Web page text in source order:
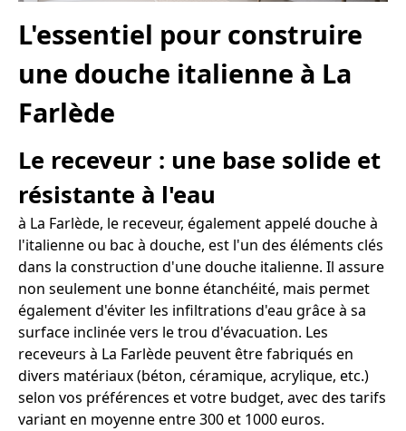
L'essentiel pour construire
une douche italienne à La
Farlède
Le receveur : une base solide et
résistante à l'eau
à La Farlède, le receveur, également appelé douche à
l'italienne ou bac à douche, est l'un des éléments clés
dans la construction d'une douche italienne. Il assure
non seulement une bonne étanchéité, mais permet
également d'éviter les infiltrations d'eau grâce à sa
surface inclinée vers le trou d'évacuation. Les
receveurs à La Farlède peuvent être fabriqués en
divers matériaux (béton, céramique, acrylique, etc.)
selon vos préférences et votre budget, avec des tarifs
variant en moyenne entre 300 et 1000 euros.